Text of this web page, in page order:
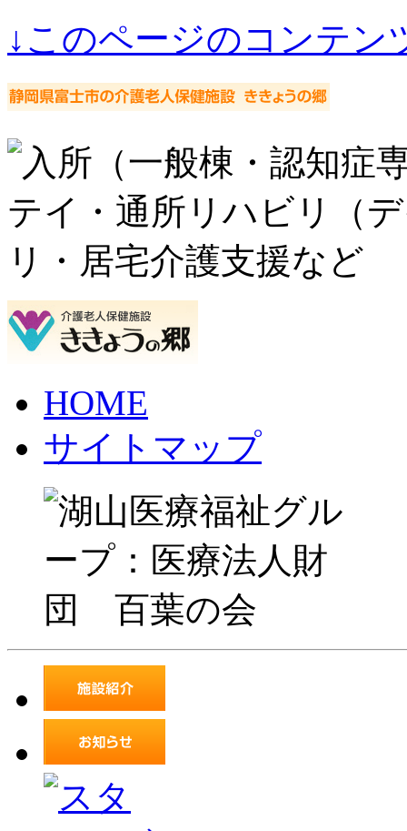
↓このページのコンテン
HOME
サイトマップ